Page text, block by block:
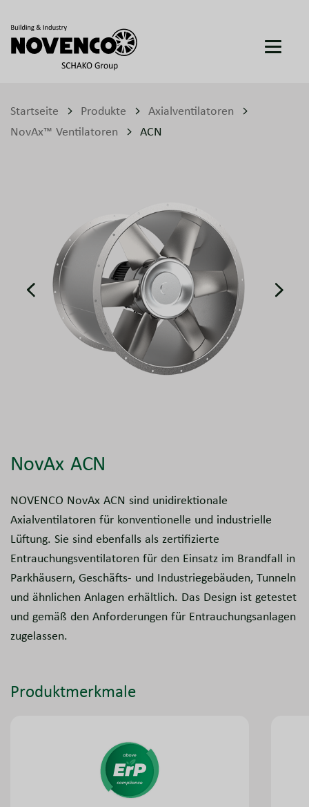
Startseite Produkte
Axialventilatoren
NovAx™ Ventilatoren
ACN
NovAx ACN
NOVENCO NovAx ACN sind unidirektionale
Axialventilatoren für konventionelle und industrielle
Lüftung. Sie sind ebenfalls als zertifizierte
Entrauchungsventilatoren für den Einsatz im Brandfall in
Parkhäusern, Geschäfts- und Industriegebäuden, Tunneln
und ähnlichen Anlagen erhältlich. Das Design ist getestet
und gemäß den Anforderungen für Entrauchungsanlagen
zugelassen.
Produktmerkmale